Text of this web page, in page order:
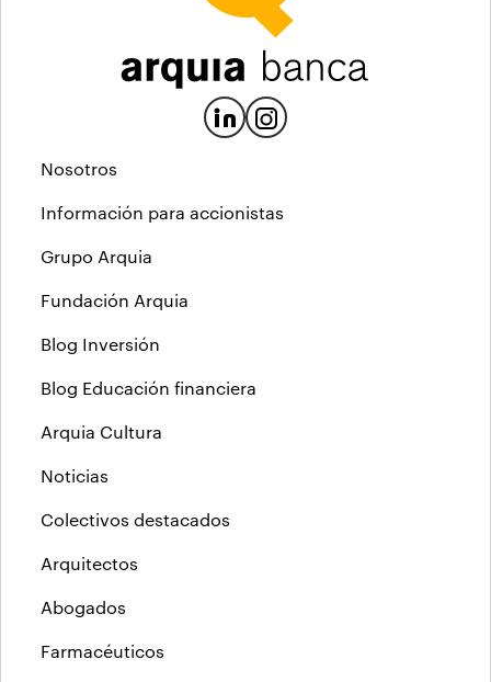
Nosotros
Información para accionistas
Grupo Arquia
Fundación Arquia
Blog Inversión
Blog Educación financiera
Arquia Cultura
Noticias
Colectivos destacados
Arquitectos
Abogados
Farmacéuticos